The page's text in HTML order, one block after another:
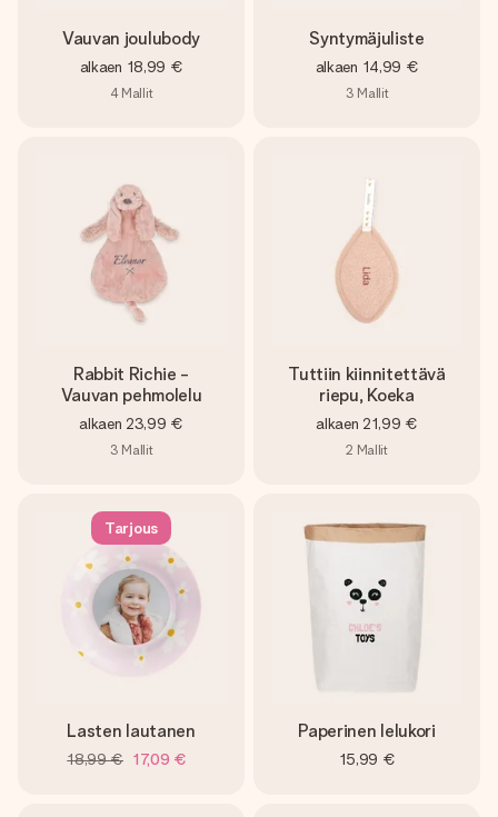
Vauvan joulubody
alkaen 18,99 €
4 Mallit
Syntymäjuliste
alkaen 14,99 €
3 Mallit
Rabbit Richie -
Vauvan pehmolelu
alkaen 23,99 €
3 Mallit
Tuttiin kiinnitettävä
riepu, Koeka
alkaen 21,99 €
2 Mallit
Tarjous
Lasten lautanen
18,99 € 17,09 €
Paperinen lelukori
15,99 €